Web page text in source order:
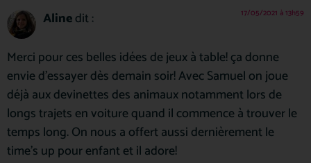
Alinedit : 17/05/2021 à 13h59
Merci pour ces belles idées de jeux à table! ça donne
envie d’essayer dès demain soir! Avec Samuel on joue
déjà aux devinettes des animaux notamment lors de
longs trajets en voiture quand il commence à trouver le
temps long. On nous a offert aussi dernièrement le
time’s up pour enfant et il adore!